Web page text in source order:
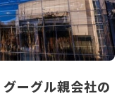
ーグル親会社の